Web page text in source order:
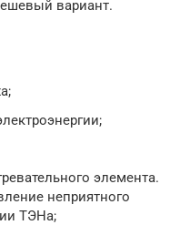
вариант.
элемента.
неприятного
ТЭНа;